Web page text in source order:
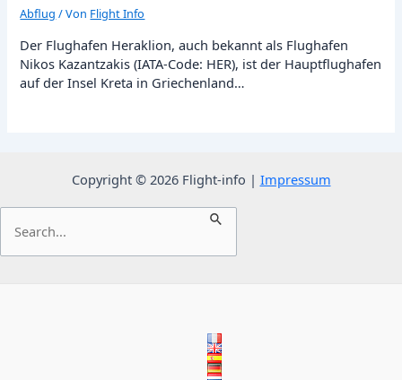
Abflug / Von Flight Info
Der Flughafen Heraklion, auch bekannt als Flughafen
Nikos Kazantzakis (IATA-Code: HER), ist der Hauptflughafen
auf der Insel Kreta in Griechenland…
Copyright © 2026 Flight-info | Impressum
nach: